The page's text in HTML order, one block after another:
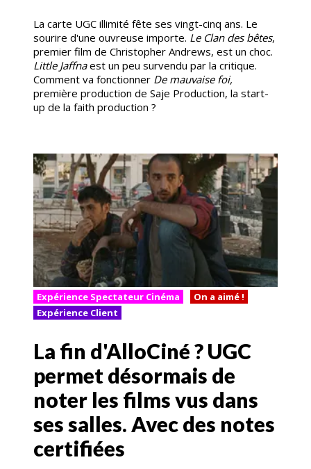
La carte UGC illimité fête ses vingt-cinq ans. Le
sourire d'une ouvreuse importe. Le Clan des bêtes,
premier film de Christopher Andrews, est un choc.
Little Jaffnaest un peu survendu par la critique.
Comment va fonctionner De mauvaise foi,
première production de Saje Production, la start-
up de la faith production ?
Expérience Spectateur Cinéma
On a aimé !
Expérience Client
La fin d'AlloCiné ? UGC
permet désormais de
noter les films vus dans
ses salles. Avec des notes
certifiées